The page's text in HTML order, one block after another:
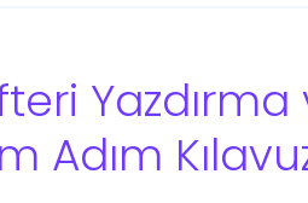
Adım